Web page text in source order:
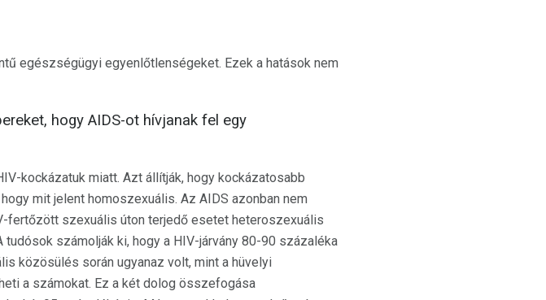
egészségügyi egyenlőtlenségeket. Ezek a hatások nem
hogy AIDS-ot hívjanak fel egy
kockázatuk miatt. Azt állítják, hogy kockázatosabb
mit jelent homoszexuális. Az AIDS azonban nem
fertőzött szexuális úton terjedő esetet heteroszexuális
számolják ki, hogy a HIV-járvány 80-90 százaléka
közösülés során ugyanaz volt, mint a hüvelyi
a számokat. Ez a két dolog összefogása